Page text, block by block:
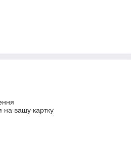
на вашу картку